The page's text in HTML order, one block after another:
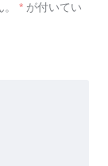
* が付いてい